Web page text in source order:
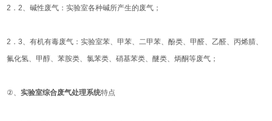
2．2、碱性废气：实验室各种碱所产生的废气；
2．3、有机有毒废气：实验室苯、甲苯、二甲苯、酚类、甲醛、乙醛、丙烯腈、
氟化氢、甲醇、苯胺类、氯苯类、硝基苯类、醚类、炳酮等废气；
②、实验室综合废气处理系统特点